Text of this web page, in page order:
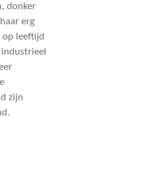
donker
erg
op leeftijd
zijn